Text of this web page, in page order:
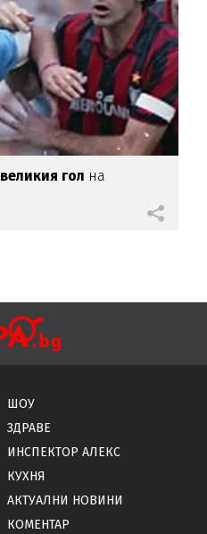
великия гол на
ШОУ
ЗДРАВЕ
ИНСПЕКТОР АЛЕКС
КУХНЯ
АКТУАЛНИ НОВИНИ
КОМЕНТАР